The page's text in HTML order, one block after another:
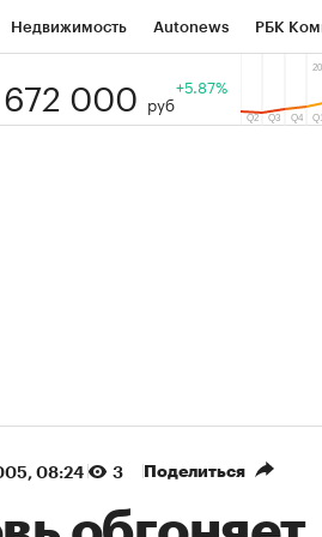
Недвижимость Autonews РБК
Тренды
000 руб
+5.87%
08:24 3 Поделиться